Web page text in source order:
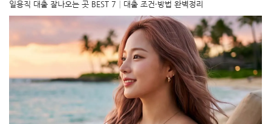
일용직 대출 잘나오는 곳 BEST 7│대출 조건·방법 완벽정리